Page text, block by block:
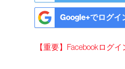
Google+でログイ
【重要】Facebookログ